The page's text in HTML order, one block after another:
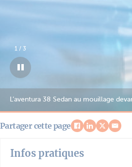
La vitesse optimale de croisière est
2 / 3
Partager cette page
Infos pratiques